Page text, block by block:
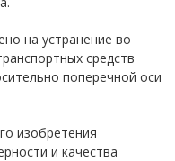
на устранение во
средств
поперечной оси
изобретения
и качества